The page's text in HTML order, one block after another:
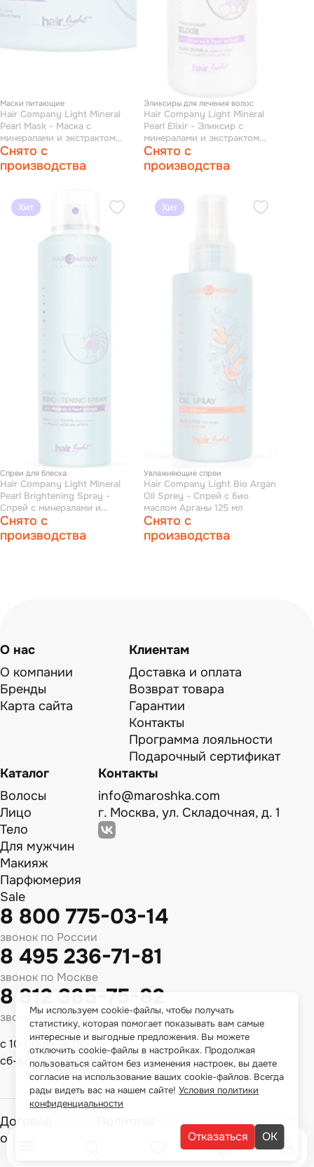
Маски питающие
Hair Company Light Mineral
Pearl Mask - Маска с
минералами и экстрактом
жемчуга 500 мл
Снято с
производства
Эликсиры для лечения волос
Hair Company Light Mineral
Pearl Elixir - Эликсир с
минералами и экстрактом
жемчуга 80 мл
Снято с
производства
Хит
Спреи для блеска
Hair Company Light Mineral
Pearl Brightening Spray -
Спрей с минералами и
экстрактом жемчуга 200 мл
Снято с
производства
Хит
Увлажняющие спреи
Hair Company Light Bio Argan
Oil Sprey - Спрей с био
маслом Арганы 125 мл
Снято с
производства
О нас
О компании
Бренды
Карта сайта
Клиентам
Доставка и оплата
Возврат товара
Гарантии
Контакты
Программа лояльности
Подарочный сертификат
Каталог
Волосы
Лицо
Тело
Для мужчин
Макияж
Парфюмерия
Sale
Контакты
info@maroshka.com
г. Москва, ул. Складочная, д. 1
8 800 775-03-14
звонок по России
8 495 236-71-81
звонок по Москве
8 812 385-75-82
звонок по Спб
с 10:00 до 18:00
сб-вс - выходной
Договор
оферты
конфиденциальности
Мы используем cookie-файлы, чтобы получать
статистику, которая помогает показывать вам самые
интересные и выгодные предложения. Вы можете
отключить cookie-файлы в настройках. Продолжая
пользоваться сайтом без изменения настроек, вы даете
согласие на использование ваших cookie-файлов. Всегда
рады видеть вас на нашем сайте!Условия политики
конфиденциальности
Отказаться ОК